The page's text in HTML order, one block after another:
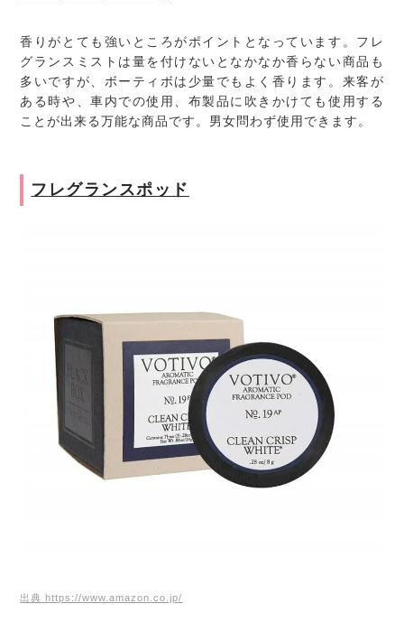
香りがとても強いところがポイントとなっています。フレ
グランスミストは量を付けないとなかなか香らない商品も
多いですが、ボーティボは少量でもよく香ります。来客が
ある時や、車内での使用、布製品に吹きかけても使用する
ことが出来る万能な商品です。男女問わず使用できます。
フレグランスポッド
出典 https://www.amazon.co.jp/